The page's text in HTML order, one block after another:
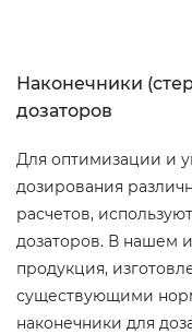
Наконечники
дозаторов
Для оптимизации и
дозирования
расчетов,
дозаторов. В нашем
продукция,
существующими
наконечники для